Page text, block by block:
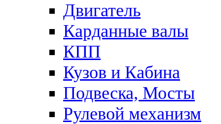
Двигатель
Карданные валы
КПП
Кузов и Кабина
Подвеска, Мосты
Рулевой механизм